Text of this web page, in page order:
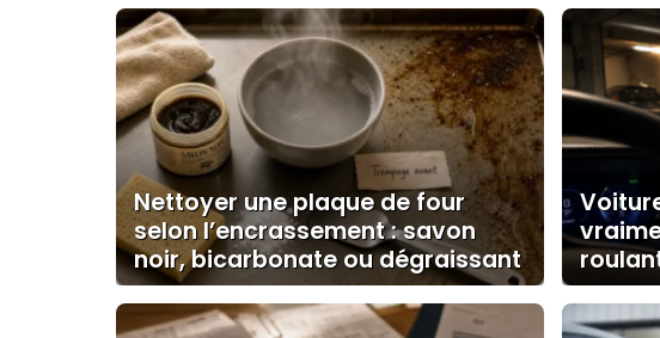
Nettoyer une plaque de four
selon l’encrassement : savon
noir, bicarbonate ou dégraissant
borne